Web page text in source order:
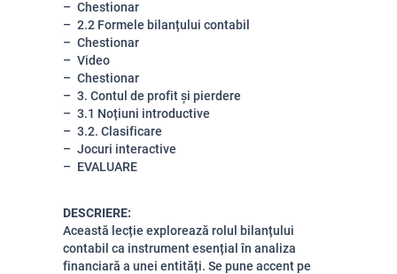
Chestionar
2.2 Formele bilanțului contabil
Chestionar
Video
Chestionar
3. Contul de profit și pierdere
3.1 Noțiuni introductive
3.2. Clasificare
Jocuri interactive
EVALUARE
DESCRIERE:
Această lecție explorează rolul bilanțului
contabil ca instrument esențial în analiza
financiară a unei entități. Se pune accent pe